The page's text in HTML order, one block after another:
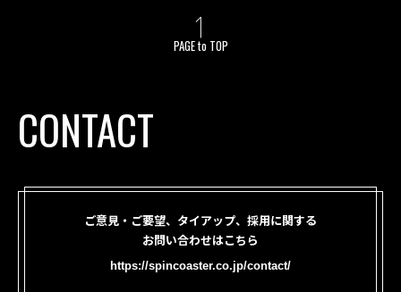
PAGE to TOP
CONTACT
ご意見・ご要望、タイアップ、採用に関する
お問い合わせはこちら
https://spincoaster.co.jp/contact/